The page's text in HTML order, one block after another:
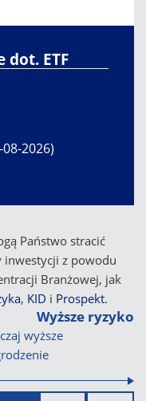
dot. ETF
2026)
Wyższe ryzyko
wyższe
Państwo stracić
inwestycji z powodu
Branżowej, jak
, KID i Prospekt.